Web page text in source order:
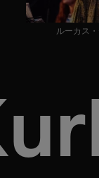
ルーカス